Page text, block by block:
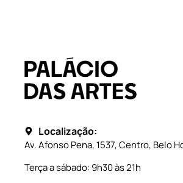
Localização:
Av. Afonso Pena, 1537, Centro, Belo
Terça a sábado: 9h30 às 21h